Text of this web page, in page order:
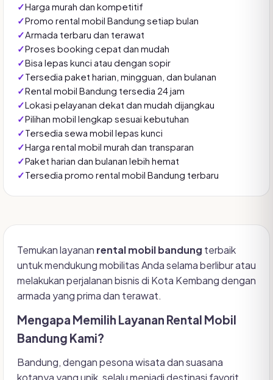
Harga murah dan kompetitif
Promo rental mobil Bandung setiap bulan
Armada terbaru dan terawat
Proses booking cepat dan mudah
Bisa lepas kunci atau dengan sopir
Tersedia paket harian, mingguan, dan bulanan
Rental mobil Bandung tersedia 24 jam
Lokasi pelayanan dekat dan mudah dijangkau
Pilihan mobil lengkap sesuai kebutuhan
Tersedia sewa mobil lepas kunci
Harga rental mobil murah dan transparan
Paket harian dan bulanan lebih hemat
Tersedia promo rental mobil Bandung terbaru
Temukan layanan rental mobil bandung terbaik
untuk mendukung mobilitas Anda selama berlibur atau
melakukan perjalanan bisnis di Kota Kembang dengan
armada yang prima dan terawat.
Mengapa Memilih Layanan Rental Mobil
Bandung Kami?
Bandung, dengan pesona wisata dan suasana
kotanya yang unik, selalu menjadi destinasi favorit.